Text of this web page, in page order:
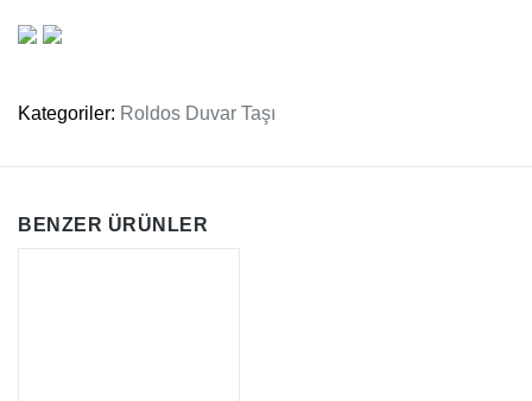
Kategoriler: Roldos Duvar Taşı
BENZER ÜRÜNLER